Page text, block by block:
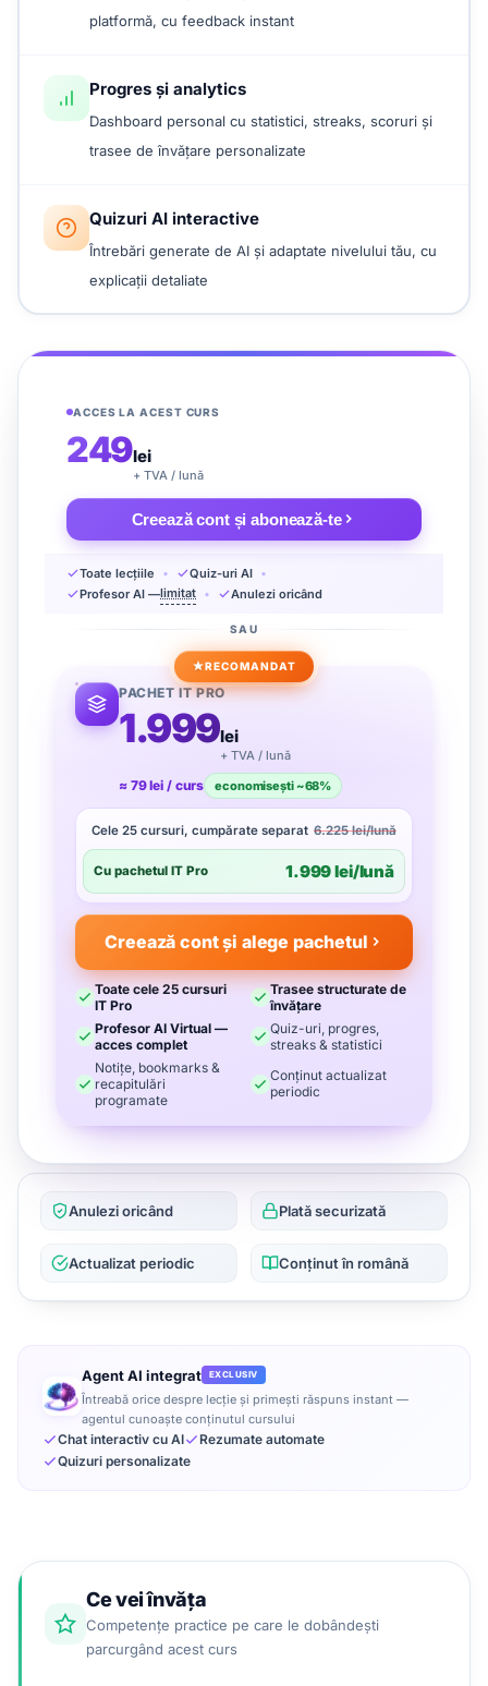
platformă, cu feedback instant
Progres și analytics
Dashboard personal cu statistici, streaks, scoruri și
trasee de învățare personalizate
Quizuri AI interactive
Întrebări generate de AI și adaptate nivelului tău, cu
explicații detaliate
ACCES LA ACEST CURS
249lei
+ TVA / lună
Creează cont și abonează-te
Toate lecțiile
Quiz-uri AI
Profesor AI —limitat Anulezi oricând
SAU
RECOMANDAT
PACHET IT PRO
1.999lei
+ TVA / lună
≈ 79 lei / curs economisești ~68%
Cele 25 cursuri, cumpărate separat 6.225 lei/lună
Cu pachetul IT Pro 1.999 lei/lună
Creează cont și alege pachetul
Toate cele 25 cursuri
IT Pro
Trasee structurate de
învățare
Profesor AI Virtual —
acces complet
Quiz-uri, progres,
streaks & statistici
Notițe, bookmarks &
recapitulări
programate
Conținut actualizat
periodic
Anulezi oricând Plată securizată
Actualizat periodic Conținut în română
Agent AI integrat EXCLUSIV
Întreabă orice despre lecție și primești răspuns instant —
agentul cunoaște conținutul cursului
Chat interactiv cu AI
Rezumate automate
Quizuri personalizate
Ce vei învăța
Competențe practice pe care le dobândești
parcurgând acest curs